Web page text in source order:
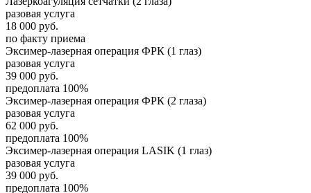
разовая услуга
18 000 руб.
по факту приема
Эксимер-лазерная операция ФРК (1 глаз)
разовая услуга
39 000 руб.
предоплата 100%
Эксимер-лазерная операция ФРК (2 глаза)
разовая услуга
62 000 руб.
предоплата 100%
Эксимер-лазерная операция LASIK (1 глаз)
разовая услуга
39 000 руб.
предоплата 100%